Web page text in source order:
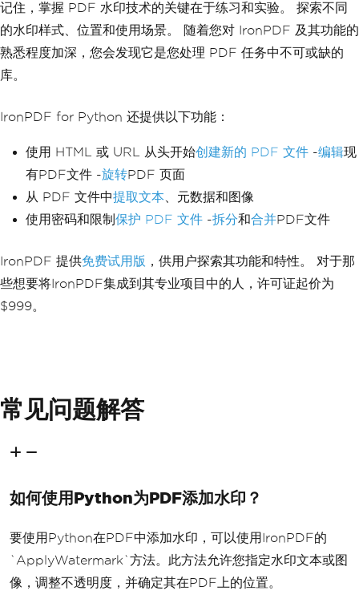
记住，掌握 PDF 水印技术的关键在于练习和实验。 探索不同
的水印样式、位置和使用场景。 随着您对 IronPDF 及其功能的
熟悉程度加深，您会发现它是您处理 PDF 任务中不可或缺的
库。
IronPDF for Python 还提供以下功能：
使用 HTML 或 URL 从头开始创建新的 PDF 文件 -编辑现
有PDF文件 -旋转PDF 页面
从 PDF 文件中提取文本 、元数据和图像
使用密码和限制 保护 PDF 文件 -拆分和合并PDF文件
IronPDF 提供免费试用版 ，供用户探索其功能和特性。 对于那
些想要将IronPDF集成到其专业项目中的人，许可证起价为
$999。
常见问题解答
如何使用Python为PDF添加水印？
要使用Python在PDF中添加水印，可以使用IronPDF的
`ApplyWatermark`方法。此方法允许您指定水印文本或图
像，调整不透明度，并确定其在PDF上的位置。